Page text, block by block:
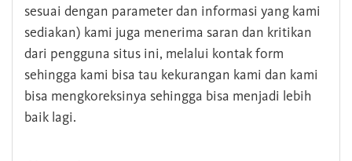
sesuai dengan parameter dan informasi yang kami
sediakan) kami juga menerima saran dan kritikan
dari pengguna situs ini, melalui kontak form
sehingga kami bisa tau kekurangan kami dan kami
bisa mengkoreksinya sehingga bisa menjadi lebih
baik lagi.